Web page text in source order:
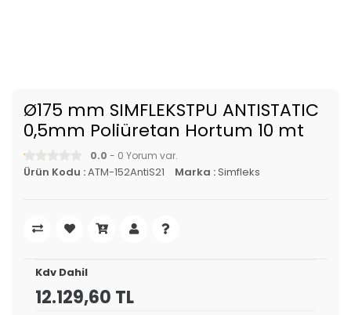
Ø175 mm SIMFLEKSTPU ANTISTATIC
0,5mm Poliüretan Hortum 10 mt
0.0 - 0 Yorum var.
Ürün Kodu :ATM-152AntiS21 Marka :Simfleks
Kdv Dahil
12.129,60 TL